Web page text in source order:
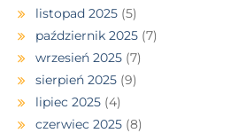
listopad 2025 (5)
październik 2025 (7)
wrzesień 2025 (7)
sierpień 2025 (9)
lipiec 2025 (4)
czerwiec 2025 (8)